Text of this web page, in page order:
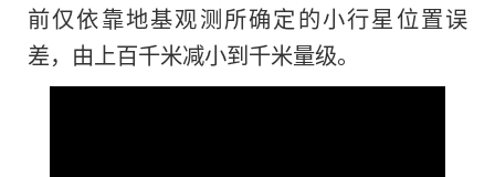
前仅依靠地基观测所确定的小行星位置误
差，由上百千米减小到千米量级。